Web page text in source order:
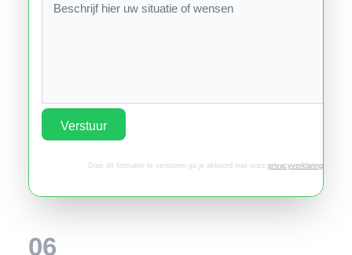
Verstuur
Door dit formulier te versturen ga je akkoord met onze privacyverklaring.
06